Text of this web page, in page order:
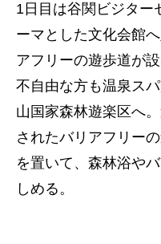
1日目は谷関ビジター
ーマとした文化会館
アフリーの遊歩道が
不自由な方も温泉ス
山国家森林遊楽区へ
されたバリアフリー
を置いて、森林浴や
しめる。